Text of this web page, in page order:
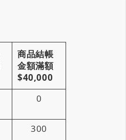
商品結帳
金額滿額
$40,000
0
300